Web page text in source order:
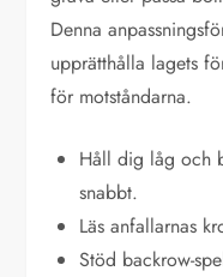
Denna
upprätthålla lagets
för motståndarna.
Håll dig låg och
snabbt.
Läs anfallarnas
Stöd backrow-